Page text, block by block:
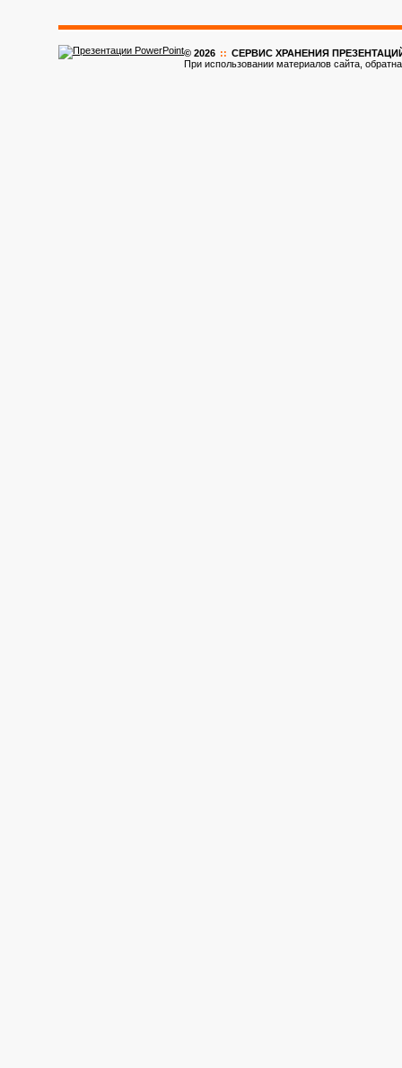
© 2026 :: CЕРВИС ХРАНЕНИЯ ПРЕЗЕНТАЦИЙ
При использовании материалов сайта,